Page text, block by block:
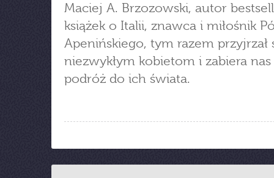
Maciej A. Brzozowski, autor
książek o Italii, znawca i miłośnik
Apenińskiego, tym razem przyjrzał
niezwykłym kobietom i zabiera
podróż do ich świata.